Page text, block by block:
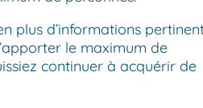
plus d’informations
le maximum de
continuer à acquérir de